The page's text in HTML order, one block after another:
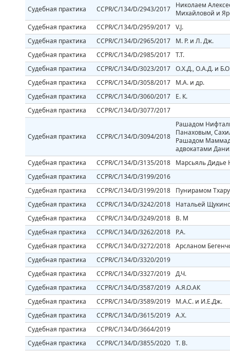
Судебная практика CCPR/C/134/D/2943/2017
Николаем
Михайловой и
Судебная практика
CCPR/C/134/D/2959/2017 V.J.
Судебная практика
CCPR/C/134/D/2965/2017
М. Р. и Л. Дж.
Судебная практика
CCPR/C/134/D/2985/2017 Т.Т.
Судебная практика
CCPR/C/134/D/3023/2017 О.Х.Д., О.А.Д. и
Судебная практика
CCPR/C/134/D/3058/2017
M.А. и др.
Судебная практика
CCPR/C/134/D/3060/2017
Е. К.
Судебная практика
CCPR/C/134/D/3077/2017
Судебная практика CCPR/C/134/D/3094/2018
Рашадом
Панаховым,
Рашадом
адвокатами
Судебная практика
CCPR/C/134/D/3135/2018
Марсьяль Дидье
Судебная практика
CCPR/C/134/D/3199/2016
Судебная практика
CCPR/C/134/D/3199/2018
Пунирамом
Судебная практика
CCPR/C/134/D/3242/2018
Натальей
Судебная практика
CCPR/C/134/D/3249/2018
B. М
Судебная практика
CCPR/C/134/D/3262/2018
Р.А.
Судебная практика
CCPR/C/134/D/3272/2018 Арсланом
Судебная практика
CCPR/C/134/D/3320/2019
Судебная практика
CCPR/C/134/D/3327/2019 Д.Ч.
Судебная практика
CCPR/C/134/D/3587/2019 А.Я.О.АК
Судебная практика
CCPR/C/134/D/3589/2019
М.А.С. и И.Е.Дж.
Судебная практика
CCPR/C/134/D/3615/2019 А.Х.
Судебная практика
CCPR/C/134/D/3664/2019
Судебная практика
CCPR/C/134/D/3855/2020 T. B.